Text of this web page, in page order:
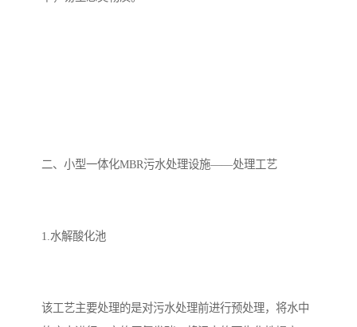
二、小型一体化MBR污水处理设施——处理工艺
1.水解酸化池
该工艺主要处理的是对污水处理前进行预处理，将水中
医疗机构污水处理设备 酿酒污水
豆制品污水